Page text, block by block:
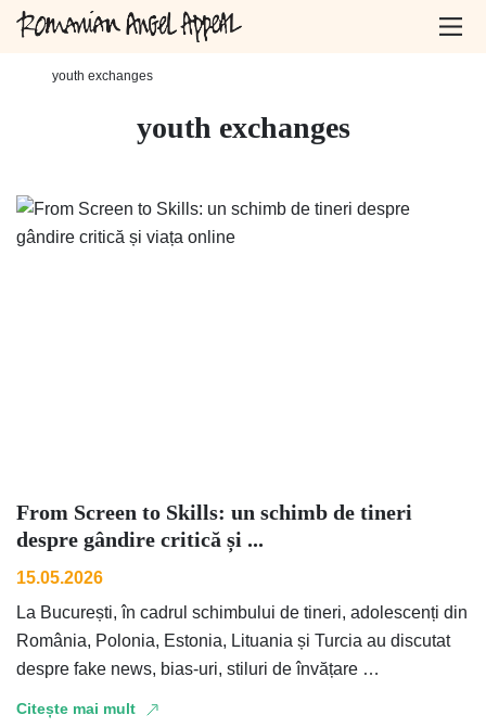
youth exchanges
youth exchanges
From Screen to Skills: un schimb de tineri
despre gândire critică și ...
15.05.2026
La București, în cadrul schimbului de tineri, adolescenți din
România, Polonia, Estonia, Lituania și Turcia au discutat
despre fake news, bias-uri, stiluri de învățare …
Citește mai mult